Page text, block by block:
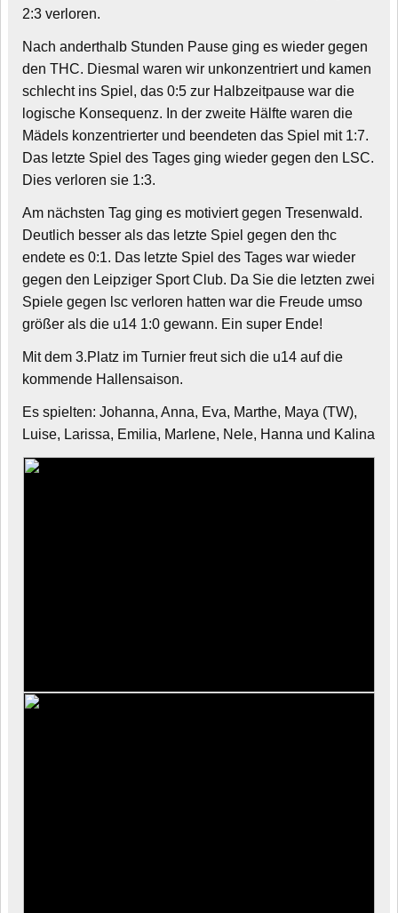
2:3 verloren.
Nach anderthalb Stunden Pause ging es wieder gegen
den THC. Diesmal waren wir unkonzentriert und kamen
schlecht ins Spiel, das 0:5 zur Halbzeitpause war die
logische Konsequenz. In der zweite Hälfte waren die
Mädels konzentrierter und beendeten das Spiel mit 1:7.
Das letzte Spiel des Tages ging wieder gegen den LSC.
Dies verloren sie 1:3.
Am nächsten Tag ging es motiviert gegen Tresenwald.
Deutlich besser als das letzte Spiel gegen den thc
endete es 0:1. Das letzte Spiel des Tages war wieder
gegen den Leipziger Sport Club. Da Sie die letzten zwei
Spiele gegen lsc verloren hatten war die Freude umso
größer als die u14 1:0 gewann. Ein super Ende!
Mit dem 3.Platz im Turnier freut sich die u14 auf die
kommende Hallensaison.
Es spielten: Johanna, Anna, Eva, Marthe, Maya (TW),
Luise, Larissa, Emilia, Marlene, Nele, Hanna und Kalina